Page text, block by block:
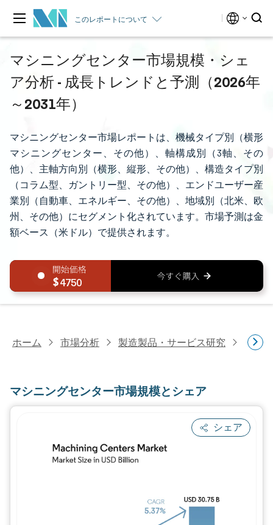
このレポートについて
マシニングセンター市場規模・シェ
ア分析 - 成長トレンドと予測（2026年
～2031年）
マシニングセンター市場レポートは、機械タイプ別（横形
マシニングセンター、その他）、軸構成別（3軸、その
他）、主軸方向別（横形、縦形、その他）、構造タイプ別
（コラム型、ガントリー型、その他）、エンドユーザー産
業別（自動車、エネルギー、その他）、地域別（北米、欧
州、その他）にセグメント化されています。市場予測は金
額ベース（米ドル）で提供されます。
4750
ホーム 市場分析 製造製品・サービス研究 金属
マシニングセンター市場規模とシェア
シェア